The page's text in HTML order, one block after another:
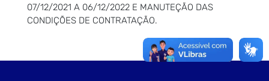
07/12/2021 A 06/12/2022 E MANUTEÇÃO DAS
CONDIÇÕES DE CONTRATAÇÃO.